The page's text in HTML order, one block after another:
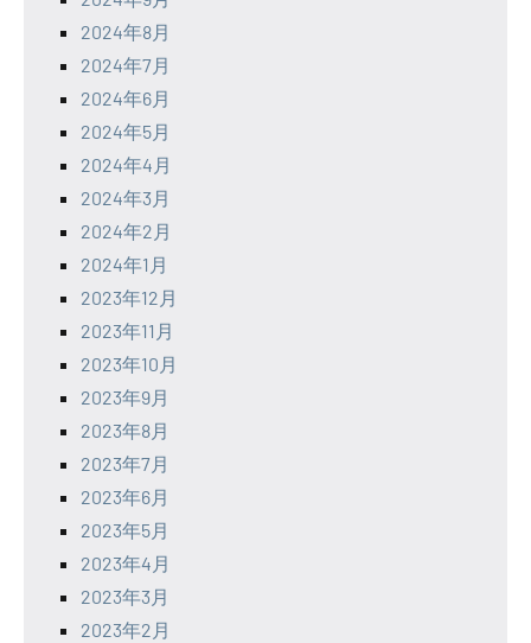
2024年8月
2024年7月
2024年6月
2024年5月
2024年4月
2024年3月
2024年2月
2024年1月
2023年12月
2023年11月
2023年10月
2023年9月
2023年8月
2023年7月
2023年6月
2023年5月
2023年4月
2023年3月
2023年2月